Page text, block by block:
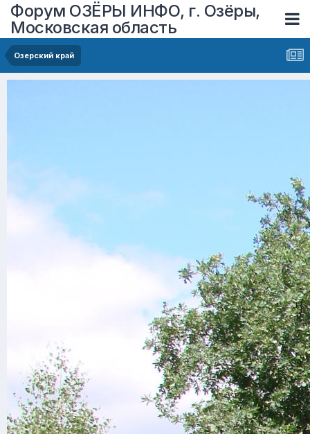
Форум ОЗЁРЫ ИНФО, г. Озёры,
Московская область
Озерский край